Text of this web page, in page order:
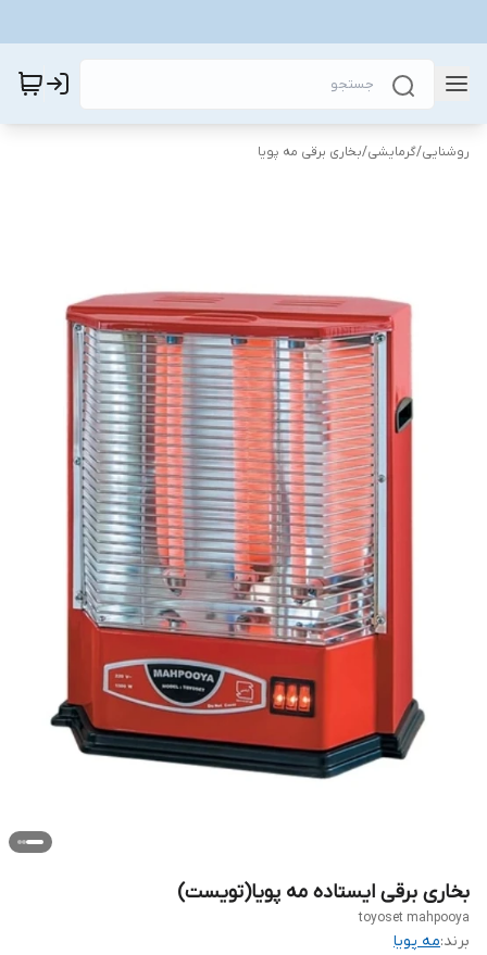
روشنایی/گرمایشی/بخاری برقی مه پویا
بخاری برقی ایستاده مه پویا(تویست)
toyoset mahpooya
برند:مه پویا